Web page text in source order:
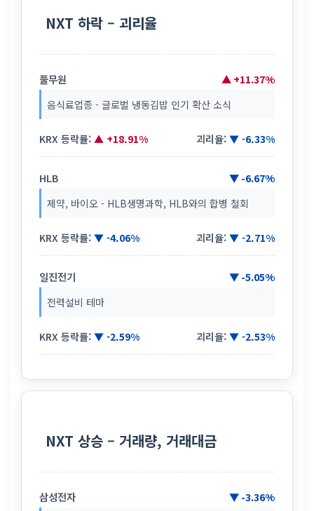
NXT 하락 – 괴리율
풀무원 ▲ +11.37%
음식료업종 - 글로벌 냉동김밥 인기 확산 소식
KRX 등락률: ▲ +18.91% 괴리율: ▼ -6.33%
HLB ▼ -6.67%
제약, 바이오 - HLB생명과학, HLB와의 합병 철회
KRX 등락률: ▼ -4.06% 괴리율: ▼ -2.71%
일진전기 ▼ -5.05%
전력설비 테마
KRX 등락률: ▼ -2.59% 괴리율: ▼ -2.53%
NXT 상승 – 거래량, 거래대금
삼성전자 ▼ -3.36%